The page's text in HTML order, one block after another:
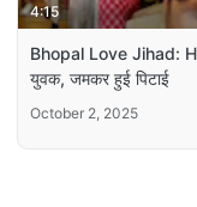
4:15
Bhopal Love Jihad:
युवक, जमकर हुई पिटाई
October 2, 2025